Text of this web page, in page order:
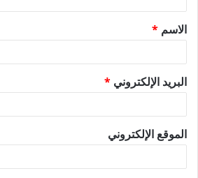
ق
*
الاسم *
البريد الإلكتروني *
الموقع الإلكتروني